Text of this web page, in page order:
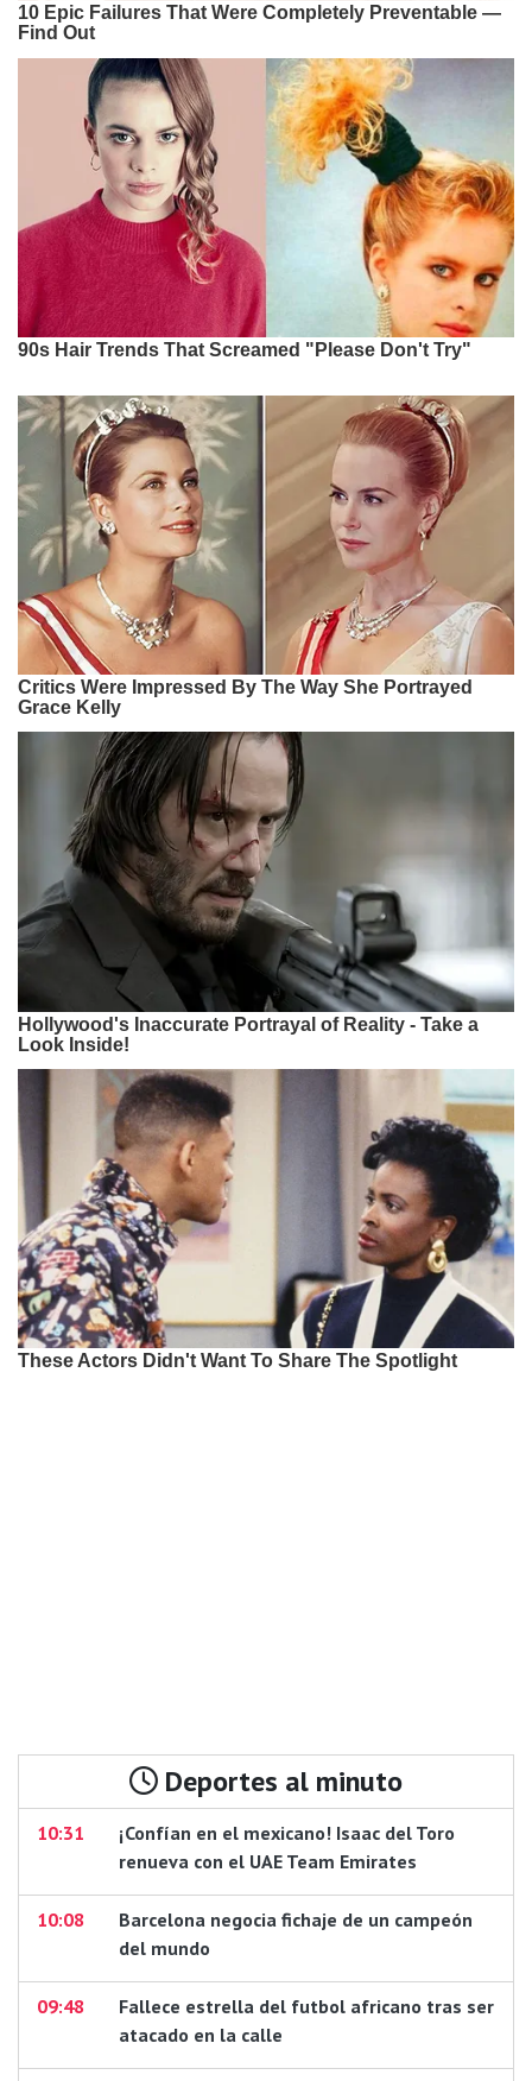
Deportes al minuto
10:31
¡Confían en el mexicano! Isaac del Toro
renueva con el UAE Team Emirates
10:08
Barcelona negocia fichaje de un campeón
del mundo
09:48
Fallece estrella del futbol africano tras ser
atacado en la calle